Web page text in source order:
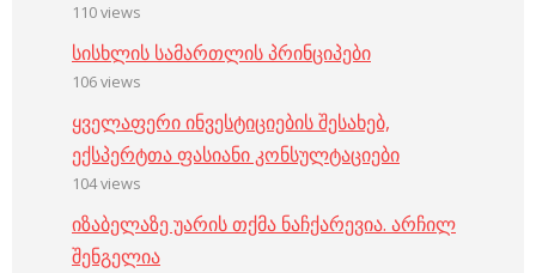
110 views
სისხლის სამართლის პრინციპები
106 views
ყველაფერი ინვესტიციების შესახებ,
ექსპერტთა ფასიანი კონსულტაციები
104 views
იზაბელაზე უარის თქმა ნაჩქარევია. არჩილ
შენგელია